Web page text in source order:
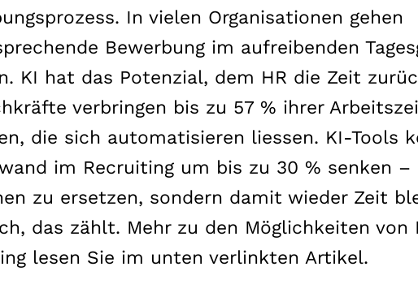
In vielen Organisationen gehen
Bewerbung im aufreibenden
KI hat das Potenzial, dem HR die Zeit
verbringen bis zu 57 % ihrer
die sich automatisieren liessen. KI-Tools
im Recruiting um bis zu 30 % senken
zu ersetzen, sondern damit wieder Zeit
das zählt. Mehr zu den Möglichkeiten von
lesen Sie im unten verlinkten Artikel.